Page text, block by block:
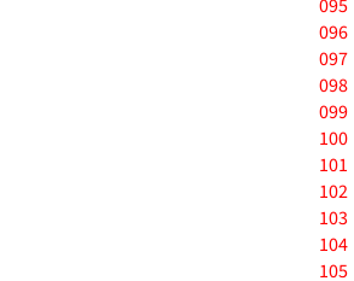
095
096
097
098
099
100
101
102
103
104
105